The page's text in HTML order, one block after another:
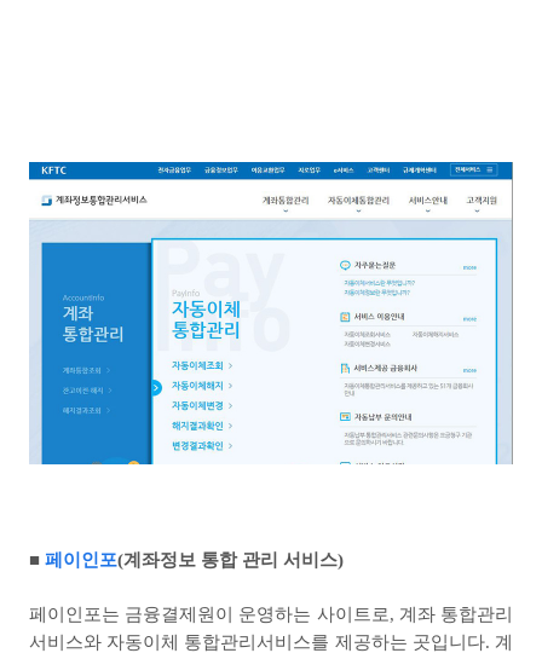
■ 페이인포(계좌정보 통합 관리 서비스)
페이인포는 금융결제원이 운영하는 사이트로, 계좌 통합관리
서비스와 자동이체 통합관리서비스를 제공하는 곳입니다. 계